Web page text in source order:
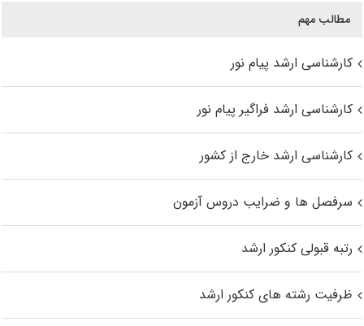
مطالب مهم
کارشناسی ارشد پیام نور
کارشناسی ارشد فراگیر پیام نور
کارشناسی ارشد خارج از کشور
سرفصل ها و ضرایب دروس آزمون
رتبه قبولی کنکور ارشد
ظرفیت رشته های کنکور ارشد